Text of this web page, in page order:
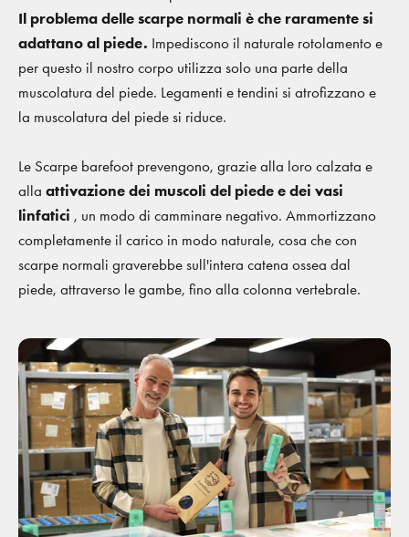
Il problema delle scarpe normali è che raramente si
adattano al piede. Impediscono il naturale rotolamento e
per questo il nostro corpo utilizza solo una parte della
muscolatura del piede. Legamenti e tendini si atrofizzano e
la muscolatura del piede si riduce.
Le Scarpe barefoot prevengono, grazie alla loro calzata e
alla attivazione dei muscoli del piede e dei vasi
linfatici , un modo di camminare negativo. Ammortizzano
completamente il carico in modo naturale, cosa che con
scarpe normali graverebbe sull'intera catena ossea dal
piede, attraverso le gambe, fino alla colonna vertebrale.